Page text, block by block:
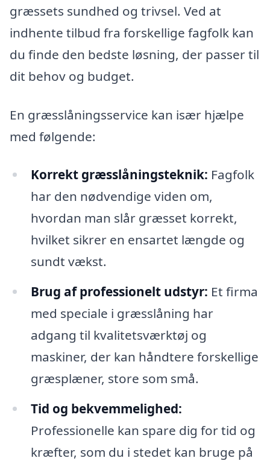
græssets sundhed og trivsel. Ved at
indhente tilbud fra forskellige fagfolk kan
du finde den bedste løsning, der passer til
dit behov og budget.
En græsslåningsservice kan især hjælpe
med følgende:
Korrekt græsslåningsteknik: Fagfolk
har den nødvendige viden om,
hvordan man slår græsset korrekt,
hvilket sikrer en ensartet længde og
sundt vækst.
Brug af professionelt udstyr: Et firma
med speciale i græsslåning har
adgang til kvalitetsværktøj og
maskiner, der kan håndtere forskellige
græsplæner, store som små.
Tid og bekvemmelighed:
Professionelle kan spare dig for tid og
kræfter, som du i stedet kan bruge på